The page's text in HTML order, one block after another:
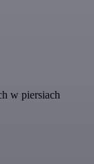
w piersiach